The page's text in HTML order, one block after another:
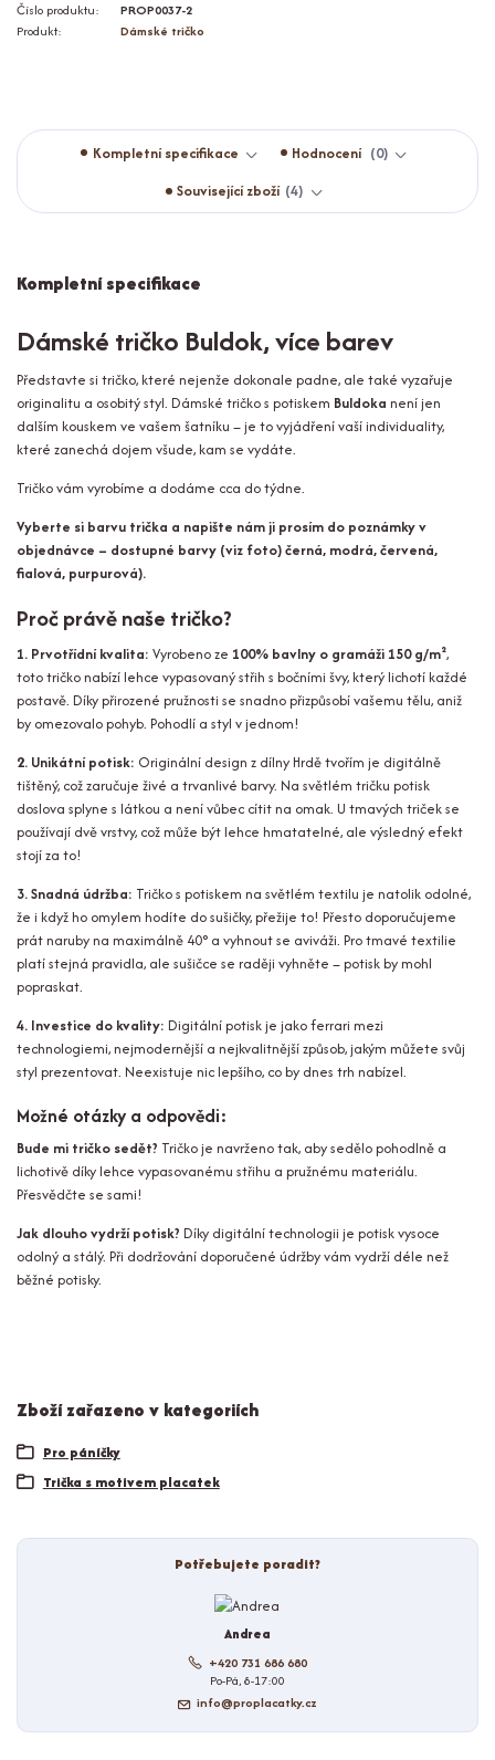
Číslo produktu:
PROP0037-2
Produkt:
Dámské tričko
Kompletní specifikace Hodnocení
0
Související zboží 4
Kompletní specifikace
Dámské tričko Buldok, více barev
Představte si tričko, které nejenže dokonale padne, ale také vyzařuje
originalitu a osobitý styl. Dámské tričko s potiskem Buldoka není jen
dalším kouskem ve vašem šatníku – je to vyjádření vaší individuality,
které zanechá dojem všude, kam se vydáte.
Tričko vám vyrobíme a dodáme cca do týdne.
Vyberte si barvu trička a napište nám ji prosím do poznámky v
objednávce – dostupné barvy (viz foto) černá, modrá, červená,
fialová, purpurová).
Proč právě naše tričko?
1. Prvotřídní kvalita: Vyrobeno ze 100% bavlny o gramáži 150 g/m²,
toto tričko nabízí lehce vypasovaný střih s bočními švy, který lichotí každé
postavě. Díky přirozené pružnosti se snadno přizpůsobí vašemu tělu, aniž
by omezovalo pohyb. Pohodlí a styl v jednom!
2. Unikátní potisk: Originální design z dílny Hrdě tvořím je digitálně
tištěný, což zaručuje živé a trvanlivé barvy. Na světlém tričku potisk
doslova splyne s látkou a není vůbec cítit na omak. U tmavých triček se
používají dvě vrstvy, což může být lehce hmatatelné, ale výsledný efekt
stojí za to!
3. Snadná údržba: Tričko s potiskem na světlém textilu je natolik odolné,
že i když ho omylem hodíte do sušičky, přežije to! Přesto doporučujeme
prát naruby na maximálně 40° a vyhnout se aviváži. Pro tmavé textilie
platí stejná pravidla, ale sušičce se raději vyhněte – potisk by mohl
popraskat.
4. Investice do kvality: Digitální potisk je jako ferrari mezi
technologiemi, nejmodernější a nejkvalitnější způsob, jakým můžete svůj
styl prezentovat. Neexistuje nic lepšího, co by dnes trh nabízel.
Možné otázky a odpovědi:
Bude mi tričko sedět? Tričko je navrženo tak, aby sedělo pohodlně a
lichotivě díky lehce vypasovanému střihu a pružnému materiálu.
Přesvědčte se sami!
Jak dlouho vydrží potisk? Díky digitální technologii je potisk vysoce
odolný a stálý. Při dodržování doporučené údržby vám vydrží déle než
běžné potisky.
Zboží zařazeno v kategoriích
Pro páníčky
Trička s motivem placatek
Potřebujete poradit?
Andrea
+420 731 686 680
Po-Pá, 8-17:00
info@proplacatky.cz